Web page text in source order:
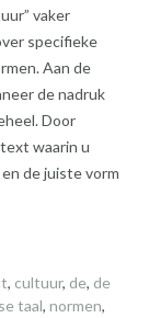
vaker
specifieke
Aan de
de nadruk
Door
waarin u
de juiste vorm
, cultuur, de, de
taal, normen,